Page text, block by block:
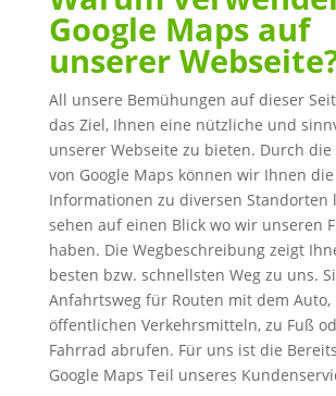
Google Maps auf
unserer
All unsere Bemühungen auf dieser
das Ziel, Ihnen eine nützliche und
unserer Webseite zu bieten. Durch
von Google Maps können wir Ihnen
Informationen zu diversen Standorten
sehen auf einen Blick wo wir unseren
haben. Die Wegbeschreibung zeigt
besten bzw. schnellsten Weg zu uns.
Anfahrtsweg für Routen mit dem Auto,
öffentlichen Verkehrsmitteln, zu Fuß
Fahrrad abrufen. Für uns ist die
Google Maps Teil unseres